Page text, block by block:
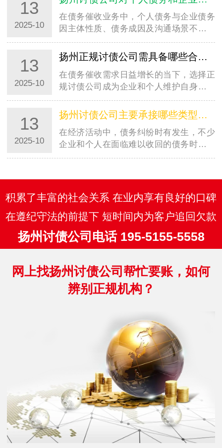
13
2025-10
在债务催收业务中，个人债务与企业债务
因主体性质、债务成因及沟通场景不同，
催收方式存在明显差异。以常州地区为
例，常州讨债公司在处理两类债务时，会
根据实际情况制定差异化策略，既保障催
收效率，…
13
2025-10
扬州正规讨债公司需具备哪些合法资质？如何辨别真伪？
在债务催收需求日益增长的当下，选择正
规讨债公司成为企业和个人维护自身权益
的关键。以常州地区为例，面对众多提供
催收服务的机构，明确常州讨债公司需具
备的合法资质、掌握辨别真伪的方法，能
有效规…
13
2025-10
扬州讨债公司主要承接哪些类型的债务催收业务？有不接的情况吗？
在经济活动中，债务纠纷时有发生，不少
企业和个人在面临难以收回的债务时，会
考虑寻求专业讨债公司的帮助。以常州地
务催收服务的机构，其业务范围有着明确
的界定…
积累了丰富的社会关系 在业内享有良好的口碑
在遵纪守法的前提下 短时间内为客户追回欠款
扬州讨债公司电话 195-5155-5558
网上找扬州讨债公司帮忙要账，如何
辨别正规机构？